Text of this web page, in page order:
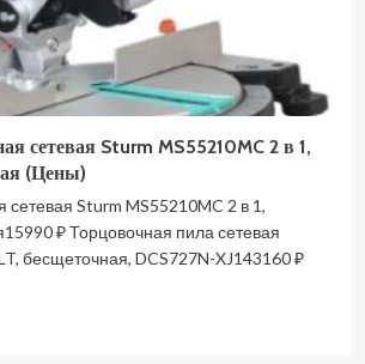
сетевая Sturm MS55210MC 2 в 1,
(Цены)
сетевая Sturm MS55210MC 2 в 1,
₽ Торцовочная пила сетевая
бесщеточная, DCS727N-XJ143160 ₽